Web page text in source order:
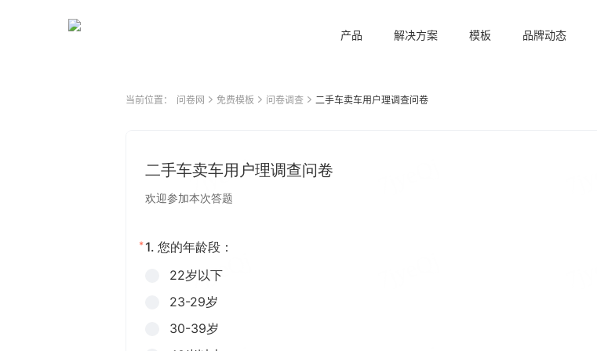
产品 解决方案 模板 品牌动态
当前位置： 问卷网 免费模板 问卷调查 二手车卖车用户理调查问卷